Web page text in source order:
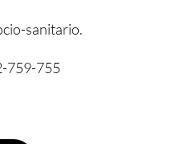
sanitario.
759-755